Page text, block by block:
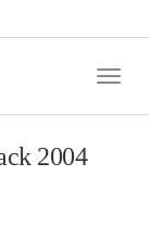
Toggle
2004